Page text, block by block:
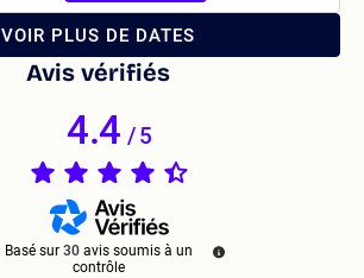
VOIR PLUS DE DATES
Avis vérifiés
4.4/5
Basé sur 30 avis soumis à un
contrôle